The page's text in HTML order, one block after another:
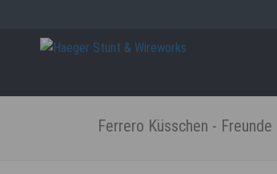
Ferrero Küsschen - Freunde